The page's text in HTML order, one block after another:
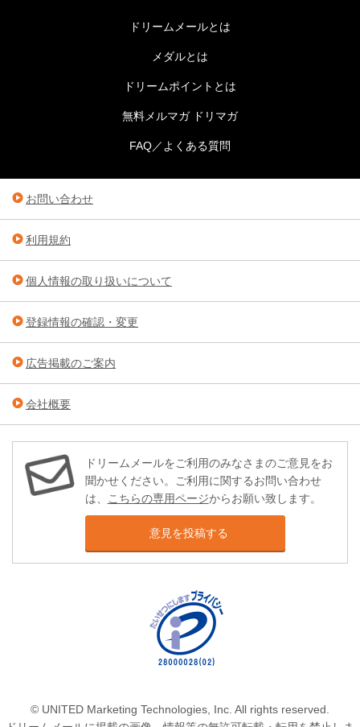
ドリームメールとは
メダルとは
ドリームポイントとは
無料メルマガ ドリマガ
FAQ／よくある質問
お問い合わせ
利用規約
個人情報の取り扱いについて
登録情報の確認・変更
広告掲載のご案内
会社概要
ドリームメールをご利用のみなさまのご意見をお
聞かせください。ご利用に関するお問い合わせ
は、 こちらの専用ページからお願い致します。
意見を投稿する
© UNITED Marketing Technologies, Inc. All rights reserved.